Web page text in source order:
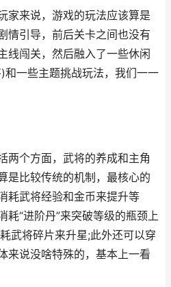
来说，游戏的玩法应该算是
情引导，前后关卡之间也没有
线闯关，然后融入了一些休闲
和一些主题挑战玩法，我们一一
个方面，武将的养成和主角
是比较传统的机制，最核心的
耗武将经验和金币来提升等
耗“进阶丹”来突破等级的瓶颈上
武将碎片来升星;此外还可以穿
来说没啥特殊的，基本上一看